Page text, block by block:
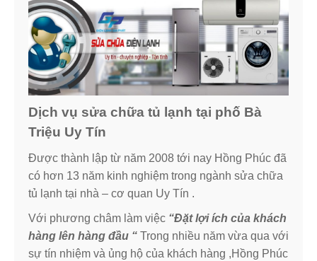
Dịch vụ sửa chữa tủ lạnh tại phố Bà
Triệu Uy Tín
Được thành lập từ năm 2008 tới nay Hồng Phúc đã
có hơn 13 năm kinh nghiệm trong ngành sửa chữa
tủ lạnh tại nhà – cơ quan Uy Tín .
Với phương châm làm việc “Đặt lợi ích của khách
hàng lên hàng đầu “ Trong nhiều năm vừa qua với
sự tín nhiệm và ủng hộ của khách hàng ,Hồng Phúc